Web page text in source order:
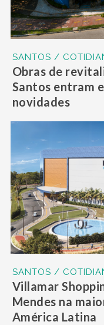
SANTOS /
Obras de
Santos entram
novidades
SANTOS /
Villamar
Mendes na
América Latina